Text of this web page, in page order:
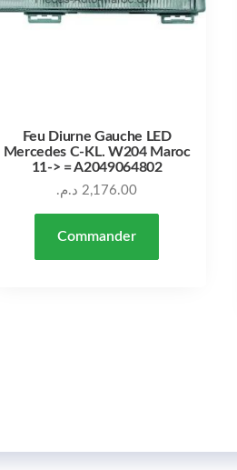
Feu Diurne Gauche LED
Mercedes C-KL. W204 Maroc
11-> = A2049064802
2,176.00 د.م.
Commander